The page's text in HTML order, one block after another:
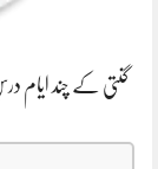
گنتی کے چند ایام